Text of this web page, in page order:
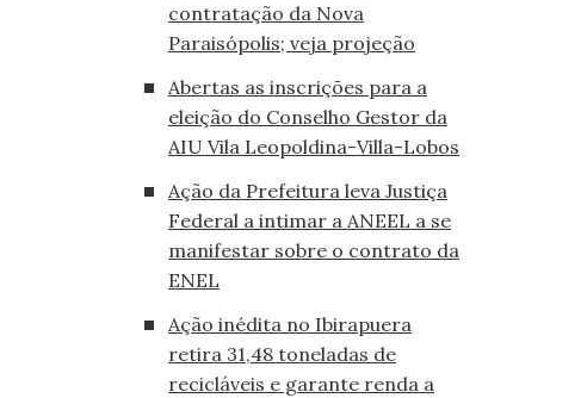
contratação da Nova
Paraisópolis; veja projeção
Abertas as inscrições para a
eleição do Conselho Gestor da
AIU Vila Leopoldina-Villa-Lobos
Ação da Prefeitura leva Justiça
Federal a intimar a ANEEL a se
manifestar sobre o contrato da
ENEL
Ação inédita no Ibirapuera
retira 31,48 toneladas de
recicláveis e garante renda a